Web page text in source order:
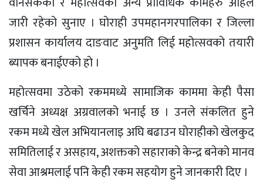
जारी रहेको सुनाए । घोराही उपमहानगरपालिका र जिल्ला
प्रशासन कार्यालय दाङवाट अनुमति लिई महोत्सवको तयारी
ब्यापक बनाईएको हो ।
महोत्सवमा उठेको रकममध्ये सामाजिक काममा केही पैसा
खर्चिने अध्यक्ष अग्रवालको भनाई छ । उनले संकलित हुने
रकम मध्ये खेल अभियानलाइ अघि बढाउन घोराहीको खेलकुद
समितिलाई र असहाय, अशक्तको सहाराको केन्द्र बनेको मानव
सेवा आश्रमलाई पनि केही रकम सहयोग हुने जानकारी दिए ।